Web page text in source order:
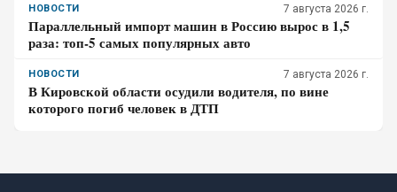
НОВОСТИ 7 августа 2026 г.
Параллельный импорт машин в Россию вырос в 1,5
раза: топ-5 самых популярных авто
НОВОСТИ 7 августа 2026 г.
В Кировской области осудили водителя, по вине
которого погиб человек в ДТП